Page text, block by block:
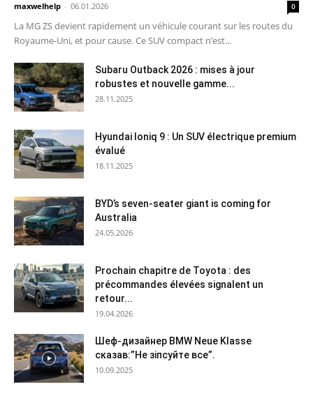
maxwelhelp - 06.01.2026 0
La MG ZS devient rapidement un véhicule courant sur les routes du
Royaume-Uni, et pour cause. Ce SUV compact n’est...
Subaru Outback 2026 : mises à jour
robustes et nouvelle gamme...
28.11.2025
Hyundai Ioniq 9 : Un SUV électrique premium
évalué
18.11.2025
BYD’s seven-seater giant is coming for
Australia
24.05.2026
Prochain chapitre de Toyota : des
précommandes élevées signalent un
retour...
19.04.2026
Шеф-дизайнер BMW Neue Klasse
сказав:”Не зіпсуйте все”.
10.09.2025